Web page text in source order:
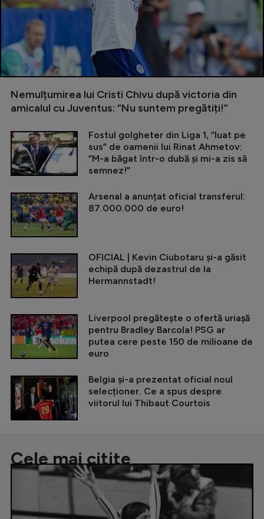
Nemulțumirea lui Cristi Chivu după victoria din
amicalul cu Juventus: ”Nu suntem pregătiți!”
Fostul golgheter din Liga 1, ”luat pe
sus” de oamenii lui Rinat Ahmetov:
”M-a băgat într-o dubă și mi-a zis să
semnez!”
Arsenal a anunțat oficial transferul:
87.000.000 de euro!
OFICIAL | Kevin Ciubotaru și-a găsit
echipă după dezastrul de la
Hermannstadt!
Liverpool pregătește o ofertă uriașă
pentru Bradley Barcola! PSG ar
putea cere peste 150 de milioane de
euro
Belgia și-a prezentat oficial noul
selecționer. Ce a spus despre
viitorul lui Thibaut Courtois
Cele mai citite